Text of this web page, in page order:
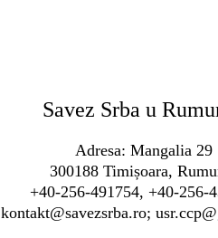
Savez Srba u
Adresa: Mangalia 29
300188 Timișoara,
+40-256-491754, +40-256-
kontakt@savezsrba.ro;